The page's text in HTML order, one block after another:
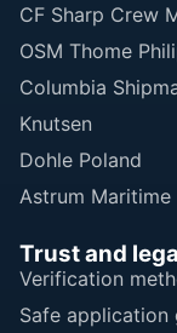
CF Sharp Crew
OSM Thome
Columbia
Knutsen
Dohle Poland
Astrum Maritime
Trust and
Verification
Safe application